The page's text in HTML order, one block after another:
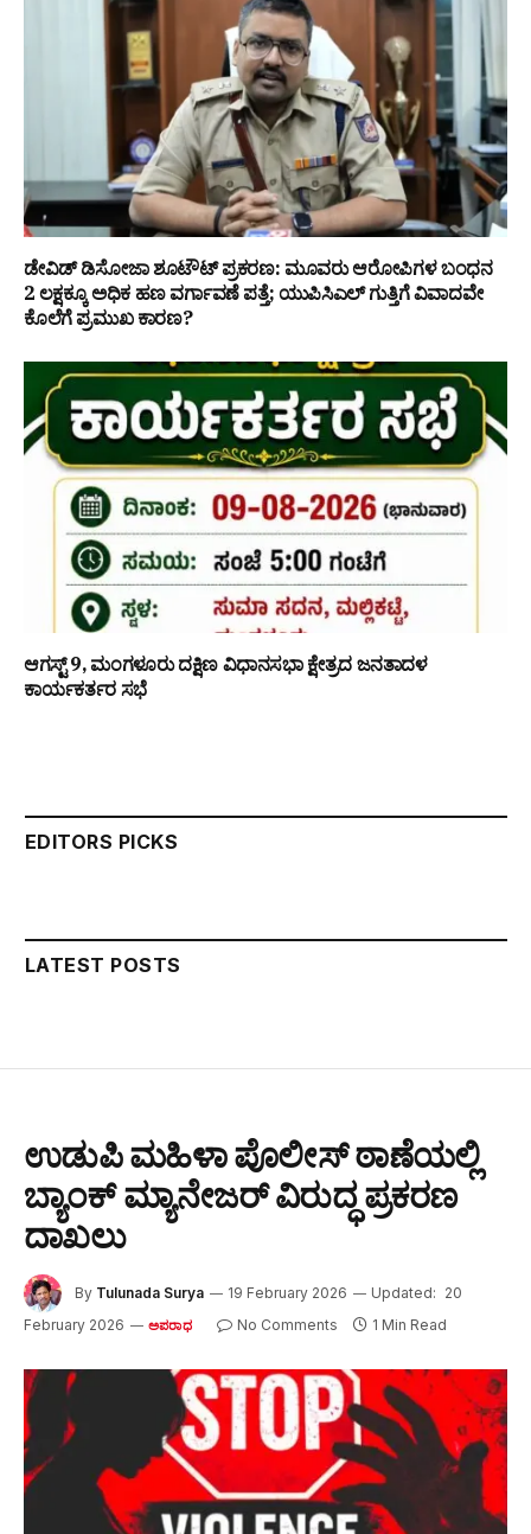
ಡೇವಿಡ್ ಡಿಸೋಜಾ ಶೂಟೌಟ್ ಪ್ರಕರಣ: ಮೂವರು ಆರೋಪಿಗಳ ಬಂಧನ
₹2 ಲಕ್ಷಕ್ಕೂ ಅಧಿಕ ಹಣ ವರ್ಗಾವಣೆ ಪತ್ತೆ; ಯುಪಿಸಿಎಲ್ ಗುತ್ತಿಗೆ ವಿವಾದವೇ
ಕೊಲೆಗೆ ಪ್ರಮುಖ ಕಾರಣ?
ಆಗಸ್ಟ್ 9, ಮಂಗಳೂರು ದಕ್ಷಿಣ ವಿಧಾನಸಭಾ ಕ್ಷೇತ್ರದ ಜನತಾದಳ
ಕಾರ್ಯಕರ್ತರ ಸಭೆ
EDITORS PICKS
LATEST POSTS
ಉಡುಪಿ ಮಹಿಳಾ ಪೊಲೀಸ್ ಠಾಣೆಯಲ್ಲಿ
ಬ್ಯಾಂಕ್ ಮ್ಯಾನೇಜರ್ ವಿರುದ್ಧ ಪ್ರಕರಣ
ದಾಖಲು
By Tulunada Surya 19 February 2026 Updated: 20
February 2026
ಅಪರಾಧ No Comments 1 Min Read